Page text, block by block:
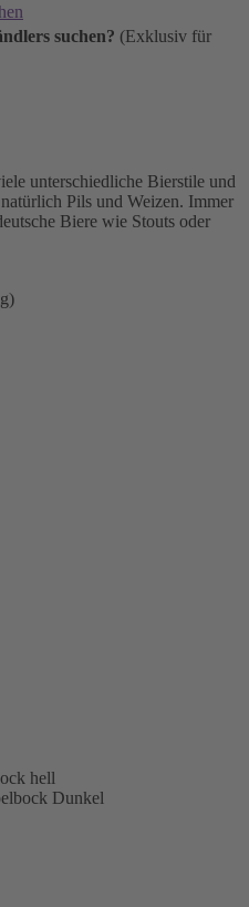
suchen? (Exklusiv für
unterschiedliche Bierstile und
Pils und Weizen. Immer
Biere wie Stouts oder
hell
Dunkel